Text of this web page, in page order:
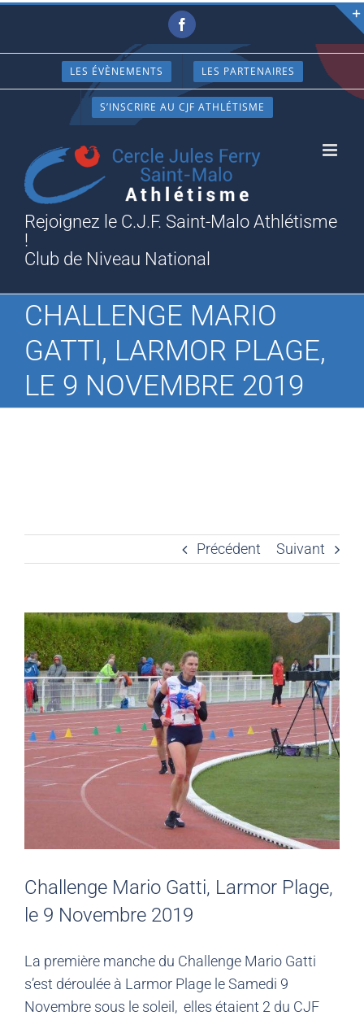
Passer
contenu
Facebook
LES ÉVÈNEMENTS LES PARTENAIRES
S’INSCRIRE AU CJF ATHLÉTISME
Rejoignez le C.J.F. Saint-Malo Athlétisme
!
Club de Niveau National
CHALLENGE MARIO
GATTI, LARMOR PLAGE,
LE 9 NOVEMBRE 2019
Précédent Suivant
Challenge Mario Gatti, Larmor Plage,
le 9 Novembre 2019
La première manche du Challenge Mario Gatti
s’est déroulée à Larmor Plage le Samedi 9
Novembre sous le soleil, elles étaient 2 du CJF